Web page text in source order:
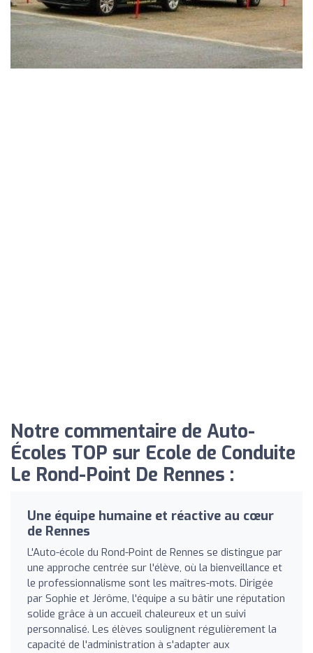
Notre commentaire de Auto-
Écoles TOP sur Ecole de Conduite
Le Rond-Point De Rennes :
Une équipe humaine et réactive au cœur
de Rennes
L'Auto-école du Rond-Point de Rennes se distingue par
une approche centrée sur l'élève, où la bienveillance et
le professionnalisme sont les maîtres-mots. Dirigée
par Sophie et Jérôme, l'équipe a su bâtir une réputation
solide grâce à un accueil chaleureux et un suivi
personnalisé. Les élèves soulignent régulièrement la
capacité de l'administration à s'adapter aux